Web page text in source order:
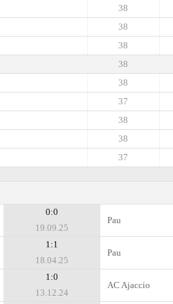
38
38
38
38
38
37
38
38
37
0:0
19.09.25
Pau
1:1
18.04.25
Pau
1:0
13.12.24
AC Ajaccio